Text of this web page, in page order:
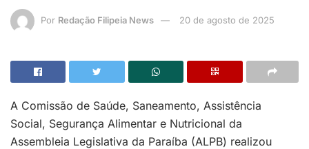
Por Redação Filipeia News 20 de agosto de 2025
A Comissão de Saúde, Saneamento, Assistência
Social, Segurança Alimentar e Nutricional da
Assembleia Legislativa da Paraíba (ALPB) realizou